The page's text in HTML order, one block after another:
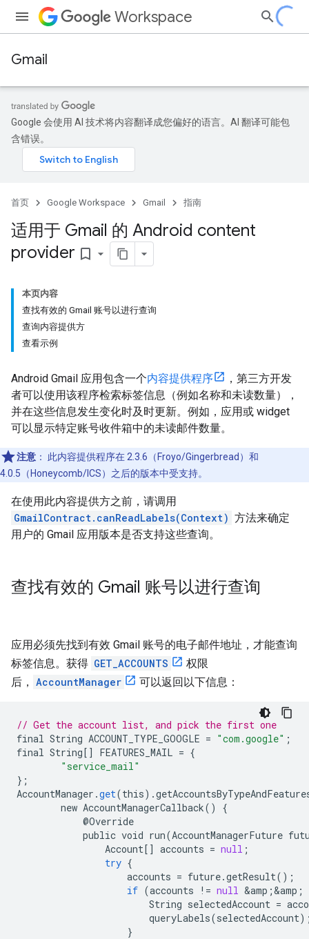
Workspace
Gmail
Google 会使用 AI 技术将内容翻译成您偏好的语言。AI 翻译可能包
含错误。
首页 Google Workspace Gmail 指南
适用于 Gmail 的 Android content
provider bookmark_border
本页内容
查找有效的 Gmail 账号以进行查询
查询内容提供方
查看示例
Android Gmail 应用包含一个内容提供程序
，第三方开发
者可以使用该程序检索标签信息（例如名称和未读数量），
并在这些信息发生变化时及时更新。例如，应用或 widget
可以显示特定账号收件箱中的未读邮件数量。
注意 ：
此内容提供程序在 2.3.6（Froyo/Gingerbread）和
4.0.5（Honeycomb/ICS）之后的版本中受支持。
在使用此内容提供方之前，请调用
GmailContract.canReadLabels(Context) 方法来确定
用户的 Gmail 应用版本是否支持这些查询。
查找有效的 Gmail 账号以进行查询
应用必须先找到有效 Gmail 账号的电子邮件地址，才能查询
标签信息。获得 GET_ACCOUNTS
权限
后， AccountManager 可以返回以下信息：
// Get the account list, and pick the first one
final String ACCOUNT_TYPE_GOOGLE = "com.google" ;
final String[] FEATURES_MAIL = {
"service_mail"
};
AccountManager .get(this).
new AccountManagerCallback()
{
@Override
public void run(AccountManagerFuture
Account[] accounts = null ;
try {
accounts = future.getResult();
if (accounts ! = null &amp ;&amp ;
String selectedAccount =
queryLabels(selectedAccount
}